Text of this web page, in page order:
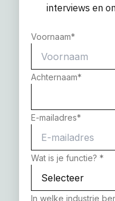
interviews en
Voornaam*
Achternaam*
E-mailadres*
Wat is je functie? *
In welke industrie